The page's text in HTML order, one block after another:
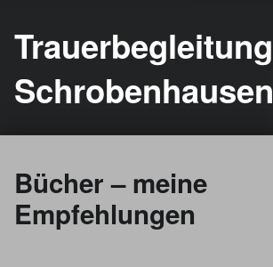
Trauerbegleitung
Schrobenhausen
Bücher – meine
Empfehlungen